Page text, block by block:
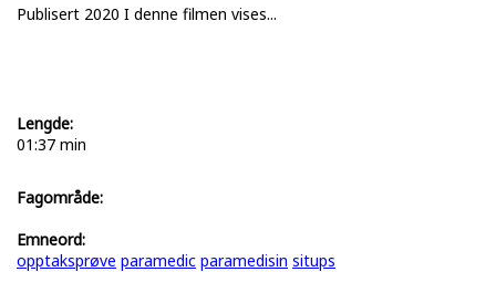
Publisert 2020 I denne filmen vises...
Lengde:
01:37 min
Fagområde:
Emneord:
opptaksprøve paramedic paramedisin situps